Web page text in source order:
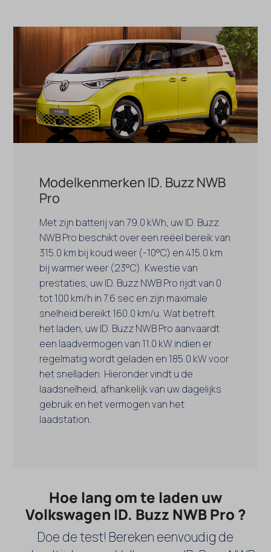
Modelkenmerken ID. Buzz NWB
Pro
Met zijn batterij van 79.0 kWh, uw ID. Buzz
NWB Pro beschikt over een reëel bereik van
315.0 km bij koud weer (-10°C) en 415.0 km
bij warmer weer (23°C). Kwestie van
prestaties, uw ID. Buzz NWB Pro rijdt van 0
tot 100 km/h in 7.6 sec en zijn maximale
snelheid bereikt 160.0 km/u. Wat betreft
het laden, uw ID. Buzz NWB Pro aanvaardt
een laadvermogen van 11.0 kW indien er
regelmatig wordt geladen en 185.0 kW voor
het snelladen. Hieronder vindt u de
laadsnelheid, afhankelijk van uw dagelijks
gebruik en het vermogen van het
laadstation.
Hoe lang om te laden uw
Volkswagen ID. Buzz NWB Pro ?
Doe de test! Bereken eenvoudig de